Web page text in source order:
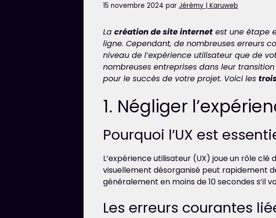
15 novembre 2024 par Jérémy | Karuweb
La création de site internet est une étape
ligne. Cependant, de nombreuses erreurs
niveau de l’expérience utilisateur que de
nombreuses entreprises dans leur
pour le succès de votre projet. Voici les
1. Négliger
Pourquoi l’UX est
L’expérience utilisateur (UX) joue un rôle
visuellement désorganisé peut rapidement
généralement en moins de 10 secondes s’il
Les erreurs courantes